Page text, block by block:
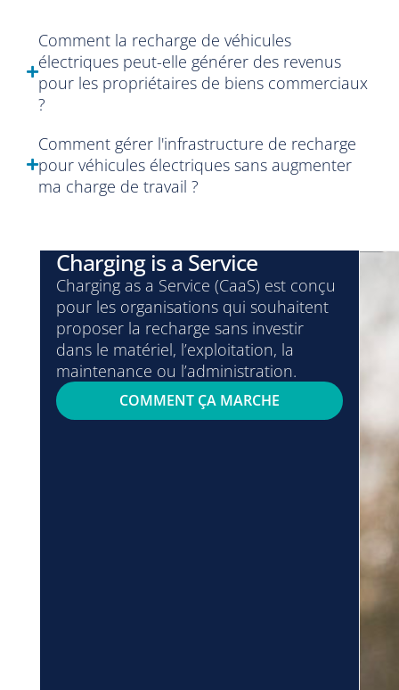
Comment la recharge de véhicules
électriques peut-elle générer des revenus
pour les propriétaires de biens commerciaux
?
Comment gérer l'infrastructure de recharge
pour véhicules électriques sans augmenter
ma charge de travail ?
Charging is a Service
Charging as a Service (CaaS) est conçu
pour les organisations qui souhaitent
proposer la recharge sans investir
dans le matériel, l’exploitation, la
maintenance ou l’administration.
COMMENT ÇA MARCHE